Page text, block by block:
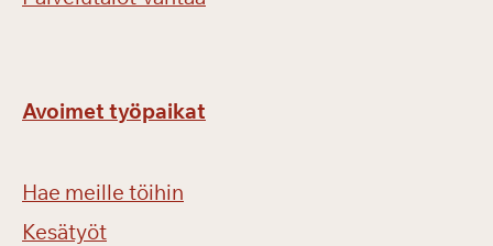
Avoimet työpaikat
Hae meille töihin
Kesätyöt